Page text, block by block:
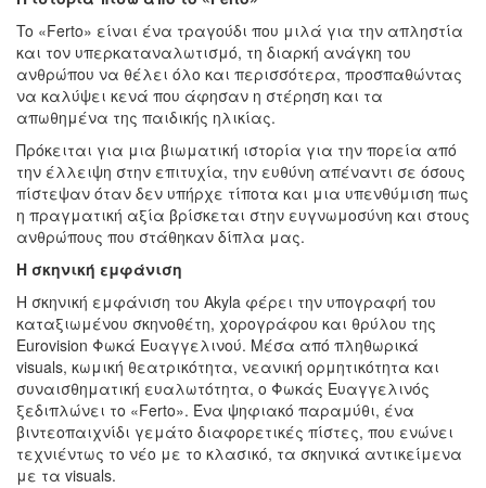
To «Ferto» είναι ένα τραγούδι που μιλά για την απληστία
και τον υπερκαταναλωτισμό, τη διαρκή ανάγκη του
ανθρώπου να θέλει όλο και περισσότερα, προσπαθώντας
να καλύψει κενά που άφησαν η στέρηση και τα
απωθημένα της παιδικής ηλικίας.
Πρόκειται για μια βιωματική ιστορία για την πορεία από
την έλλειψη στην επιτυχία, την ευθύνη απέναντι σε όσους
πίστεψαν όταν δεν υπήρχε τίποτα και μια υπενθύμιση πως
η πραγματική αξία βρίσκεται στην ευγνωμοσύνη και στους
ανθρώπους που στάθηκαν δίπλα μας.
Η σκηνική εμφάνιση
Η σκηνική εμφάνιση του Akyla φέρει την υπογραφή του
καταξιωμένου σκηνοθέτη, χορογράφου και θρύλου της
Eurovision Φωκά Ευαγγελινού. Μέσα από πληθωρικά
visuals, κωμική θεατρικότητα, νεανική ορμητικότητα και
συναισθηματική ευαλωτότητα, ο Φωκάς Ευαγγελινός
ξεδιπλώνει το «Ferto». Ένα ψηφιακό παραμύθι, ένα
βιντεοπαιχνίδι γεμάτο διαφορετικές πίστες, που ενώνει
τεχνιέντως το νέο με το κλασικό, τα σκηνικά αντικείμενα
με τα visuals.